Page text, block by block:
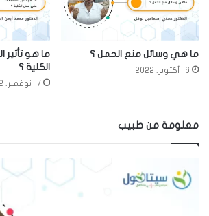
ما هي وسائل منع الحمل ؟
16 أكتوبر، 2022
ما هو
الكلية ؟
17 نوفمبر، 2022
معلومة من طبيب